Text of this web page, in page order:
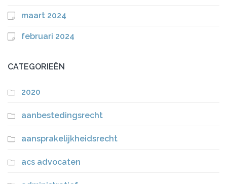
maart 2024
februari 2024
CATEGORIEËN
2020
aanbestedingsrecht
aansprakelijkheidsrecht
acs advocaten